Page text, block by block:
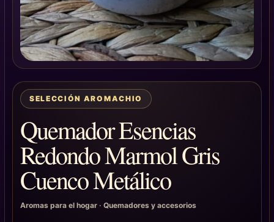
SELECCIÓN AROMACHIO
Quemador Esencias
Redondo Marmol Gris
Cuenco Metálico
Aromas para el hogar · Quemadores y accesorios